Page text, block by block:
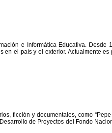
e Informática Educativa. Desde
el país y el exterior. Actualmente
ficción y documentales, como
de Proyectos del Fondo